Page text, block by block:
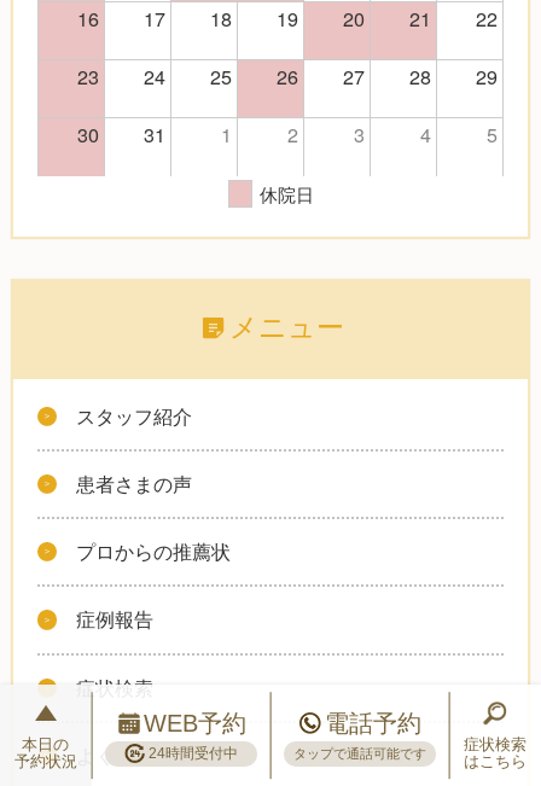
16
17 18 19 20 21
22
23
24 25 26 27 28
29
30
31 1 2 3 4 5
休院日
メニュー
スタッフ紹介
患者さまの声
プロからの推薦状
症例報告
症状検索
よくいただくご質問
本日の
予約状況
WEB予約
24時間受付中
電話予約
タップで通話可能です
症状検索
はこちら